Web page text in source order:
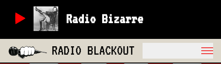
Radio Bizarre
RADIO BLACKOUT